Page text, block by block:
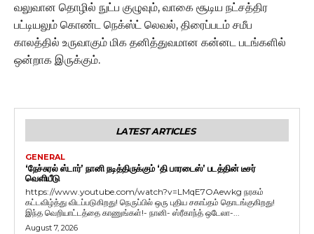
வலுவான தொழில் நுட்ப குழுவும், வாகை சூடிய நட்சத்திர
பட்டியலும் கொண்ட நெக்ஸ்ட் லெவல், திரைப்படம் சமீப
காலத்தில் உருவாகும் மிக தனித்துவமான கன்னட படங்களில்
ஒன்றாக இருக்கும்.
LATEST ARTICLES
GENERAL
‘நேச்சுரல் ஸ்டார்’ நானி நடித்திருக்கும் ‘தி பாரடைஸ்’ படத்தின் டீசர்
வெளியீடு
https://www.youtube.com/watch?v=LMqE7OAewkg நரகம்
கட்டவிழ்த்து விடப்படுகிறது! நெருப்பில் ஒரு புதிய சகாப்தம் தொடங்குகிறது!
இந்த வெறியாட்டத்தை காணுங்கள்!- நானி- ஸ்ரீகாந்த் ஒடேலா-...
August 7, 2026